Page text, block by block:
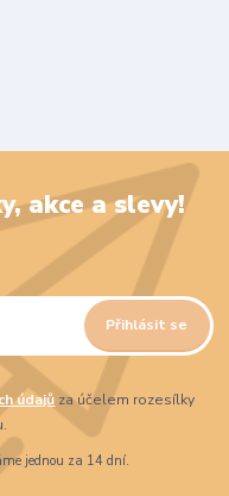
akce a slevy!
Přihlásit se
údajů za účelem rozesílky
jednou za 14 dní.